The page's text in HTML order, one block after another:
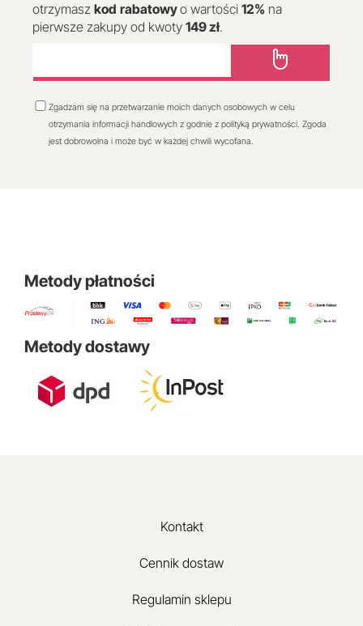
otrzymasz kod rabatowyo wartości 12% na
pierwsze zakupy od kwoty 149 zł.
Zgadzam się na przetwarzanie moich danych osobowych w celu
otrzymania informacji handlowych z godnie z polityką prywatności. Zgoda
jest dobrowolna i może być w każdej chwili wycofana.
Metody płatności
Metody dostawy
Kontakt
Cennik dostaw
Regulamin sklepu